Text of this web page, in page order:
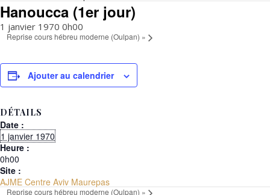
Hanoucca (1er jour)
1 janvier 1970 0h00
Reprise cours hébreu moderne (Oulpan) »
Ajouter au calendrier
DÉTAILS
Date :
1 janvier 1970
Heure :
0h00
Site :
AJME Centre Aviv Maurepas
Reprise cours hébreu moderne (Oulpan) »